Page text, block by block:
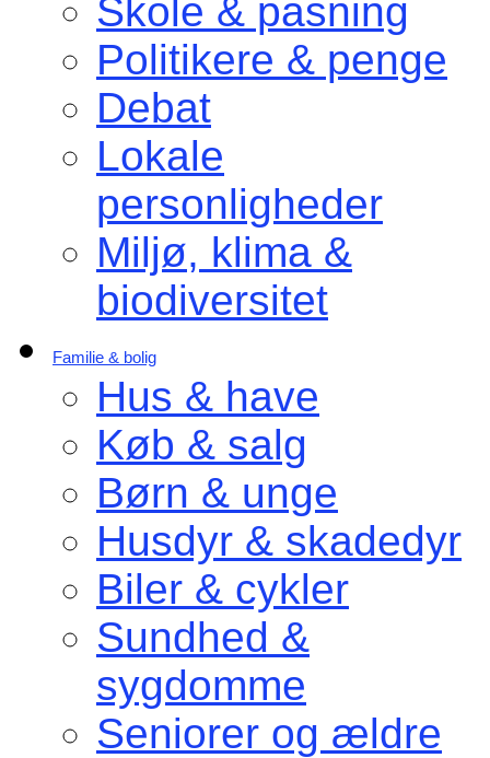
Skole & pasning
Politikere & penge
Debat
Lokale
personligheder
Miljø, klima &
biodiversitet
Familie & bolig
Hus & have
Køb & salg
Børn & unge
Husdyr & skadedyr
Biler & cykler
Sundhed &
sygdomme
Seniorer og ældre